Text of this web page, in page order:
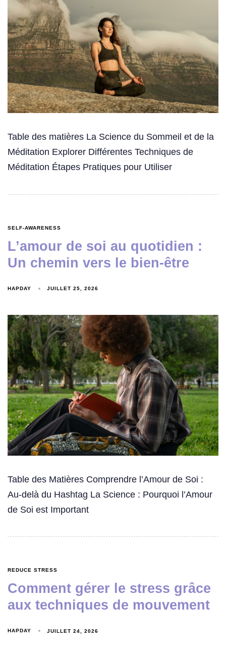
Table des matières La Science du Sommeil et de la
Méditation Explorer Différentes Techniques de
Méditation Étapes Pratiques pour Utiliser
SELF-AWARENESS
L’amour de soi au quotidien :
Un chemin vers le bien-être
HAPDAY JUILLET 25, 2026
Table des Matières Comprendre l’Amour de Soi :
Au-delà du Hashtag La Science : Pourquoi l’Amour
de Soi est Important
REDUCE STRESS
Comment gérer le stress grâce
aux techniques de mouvement
HAPDAY JUILLET 24, 2026